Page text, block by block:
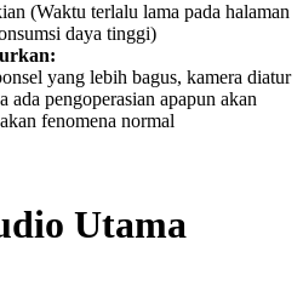
(Waktu terlalu lama pada halaman
daya tinggi)
yang lebih bagus, kamera diatur
pengoperasian apapun akan
fenomena normal
Utama